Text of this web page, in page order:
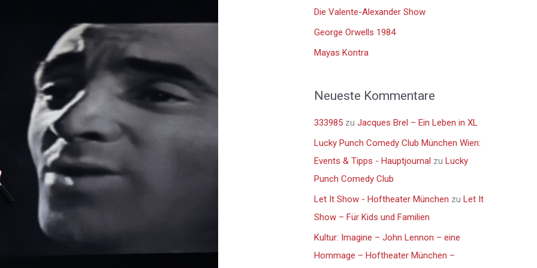
n
Die Valente-Alexander Show
George Orwells 1984
Mayas Kontra
Neueste Kommentare
333985 zu Jacques Brel – Ein Leben in XL
Lucky Punch Comedy Club München Wien:
Events & Tipps - Hauptjournal zu Lucky
Punch Comedy Club
Let It Show - Hoftheater München zu Let It
Show – Für Kids und Familien
Kultur: Imagine – John Lennon – eine
Hommage – Hoftheater München –